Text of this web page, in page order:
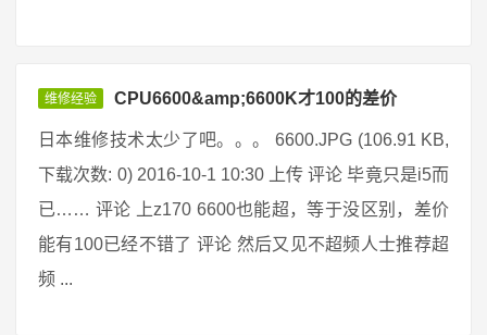
维修经验 CPU6600&amp;6600K才100的差价
日本维修技术太少了吧。。。 6600.JPG (106.91 KB,
下载次数: 0) 2016-10-1 10:30 上传 评论 毕竟只是i5而
已…… 评论 上z170 6600也能超，等于没区别，差价
能有100已经不错了 评论 然后又见不超频人士推荐超
频 ...